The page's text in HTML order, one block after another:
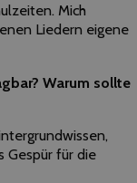
Mich
Liedern eigene
Warum sollte
Gespür für die